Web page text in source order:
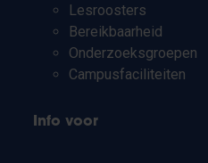
Lesroosters
Bereikbaarheid
Onderzoeksgroepen
Campusfaciliteiten
Info voor